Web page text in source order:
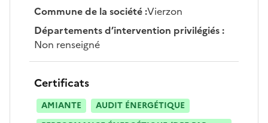
Commune de la société:Vierzon
Départements d’intervention privilégiés:
Non renseigné
Certificats
AMIANTE
AUDIT ÉNERGÉTIQUE